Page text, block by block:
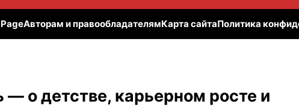
Авторам и правообладателямКарта сайтаПолитика
о детстве, карьерном росте и